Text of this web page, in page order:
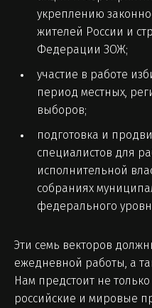
укреплению
жителей России и
Федерации ЗОЖ;
участие в работе
период местных,
выборов;
подготовка и
специалистов для
исполнительной
собраниях
федерального
Эти семь векторов
ежедневной работы, а
Нам предстоит не
российские и мировые